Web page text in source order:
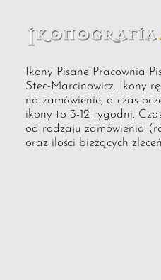
Ikony Pisane Pracownia
Stec-Marcinowicz. Ikony
na zamówienie, a czas
ikony to 3-12 tygodni.
od rodzaju zamówienia
oraz ilości bieżących